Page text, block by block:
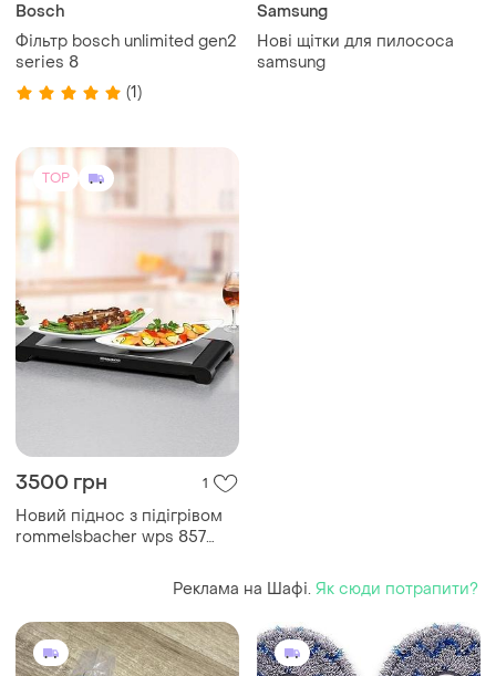
Bosch
Фільтр bosch unlimited gen2
series 8
(1)
Samsung
Нові щітки для пилососа
samsung
TOP
3500 грн 1
Новий піднос з підігрівом
rommelsbacher wps 857
Реклама на Шафі. Як сюди потрапити?